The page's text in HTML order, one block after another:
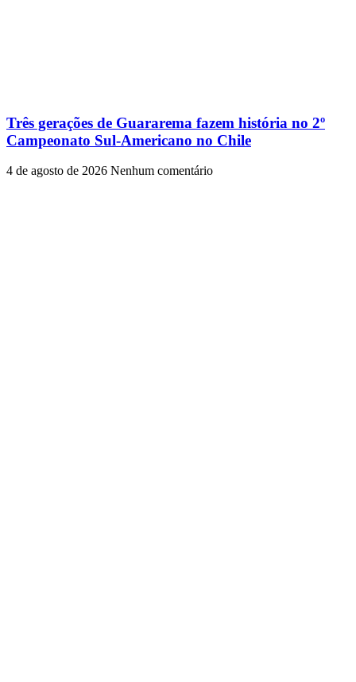
Três gerações de Guararema fazem história no 2º
Campeonato Sul-Americano no Chile
4 de agosto de 2026 Nenhum comentário